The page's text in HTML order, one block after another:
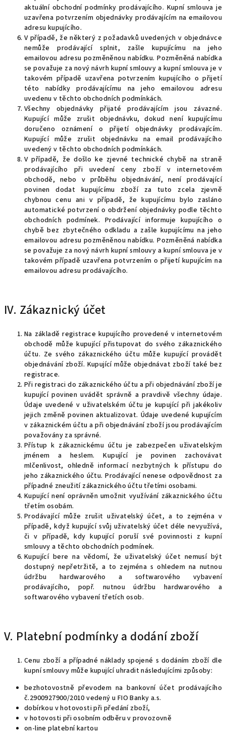
aktuální obchodní podmínky prodávajícího. Kupní smlouva je
uzavřena potvrzením objednávky prodávajícím na emailovou
adresu kupujícího.
V případě, že některý z požadavků uvedených v objednávce
nemůže prodávající splnit, zašle kupujícímu na jeho
emailovou adresu pozměněnou nabídku. Pozměněná nabídka
se považuje za nový návrh kupní smlouvy a kupní smlouva je v
takovém případě uzavřena potvrzením kupujícího o přijetí
této nabídky prodávajícímu na jeho emailovou adresu
uvedenu v těchto obchodních podmínkách.
Všechny objednávky přijaté prodávajícím jsou závazné.
Kupující může zrušit objednávku, dokud není kupujícímu
doručeno oznámení o přijetí objednávky prodávajícím.
Kupující může zrušit objednávku na email prodávajícího
uvedený v těchto obchodních podmínkách.
V případě, že došlo ke zjevné technické chybě na straně
prodávajícího při uvedení ceny zboží v internetovém
obchodě, nebo v průběhu objednávání, není prodávající
povinen dodat kupujícímu zboží za tuto zcela zjevně
chybnou cenu ani v případě, že kupujícímu bylo zasláno
automatické potvrzení o obdržení objednávky podle těchto
obchodních podmínek. Prodávající informuje kupujícího o
chybě bez zbytečného odkladu a zašle kupujícímu na jeho
emailovou adresu pozměněnou nabídku. Pozměněná nabídka
se považuje za nový návrh kupní smlouvy a kupní smlouva je v
takovém případě uzavřena potvrzením o přijetí kupujícím na
emailovou adresu prodávajícího.
IV. Zákaznický účet
Na základě registrace kupujícího provedené v internetovém
obchodě může kupující přistupovat do svého zákaznického
účtu. Ze svého zákaznického účtu může kupující provádět
objednávání zboží. Kupující může objednávat zboží také bez
registrace.
Při registraci do zákaznického účtu a při objednávání zboží je
kupující povinen uvádět správně a pravdivě všechny údaje.
Údaje uvedené v uživatelském účtu je kupující při jakékoliv
jejich změně povinen aktualizovat. Údaje uvedené kupujícím
v zákaznickém účtu a při objednávání zboží jsou prodávajícím
považovány za správné.
Přístup k zákaznickému účtu je zabezpečen uživatelským
jménem a heslem. Kupující je povinen zachovávat
mlčenlivost, ohledně informací nezbytných k přístupu do
jeho zákaznického účtu. Prodávající nenese odpovědnost za
případné zneužití zákaznického účtu třetími osobami.
Kupující není oprávněn umožnit využívání zákaznického účtu
třetím osobám.
Prodávající může zrušit uživatelský účet, a to zejména v
případě, když kupující svůj uživatelský účet déle nevyužívá,
či v případě, kdy kupující poruší své povinnosti z kupní
smlouvy a těchto obchodních podmínek.
Kupující bere na vědomí, že uživatelský účet nemusí být
dostupný nepřetržitě, a to zejména s ohledem na nutnou
údržbu hardwarového a softwarového vybavení
prodávajícího, popř. nutnou údržbu hardwarového a
softwarového vybavení třetích osob.
V. Platební podmínky a dodání zboží
Cenu zboží a případné náklady spojené s dodáním zboží dle
kupní smlouvy může kupující uhradit následujícími způsoby:
bezhotovostně převodem na bankovní účet prodávajícího
č.2900927900/2010 vedený u FIO Banky a.s.
dobírkou v hotovosti při předání zboží,
v hotovosti při osobním odběru v provozovně
on-line platební kartou